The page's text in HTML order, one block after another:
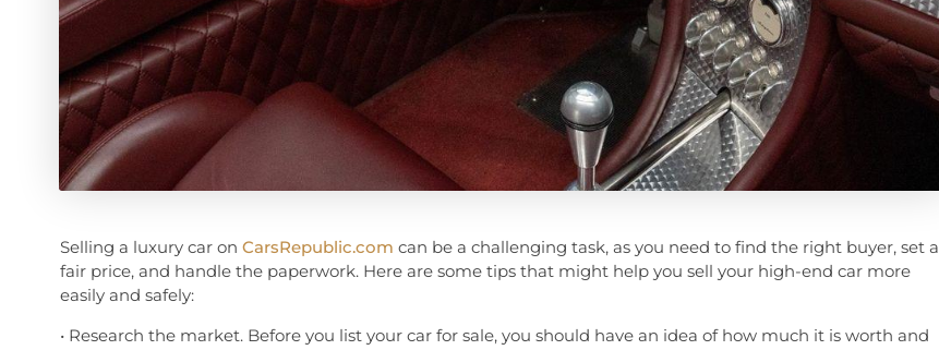
Selling a luxury car on CarsRepublic.com can be a challenging task, as you need to find the right buyer, set a
fair price, and handle the paperwork. Here are some tips that might help you sell your high-end car more
easily and safely:
• Research the market. Before you list your car for sale, you should have an idea of how much it is worth and